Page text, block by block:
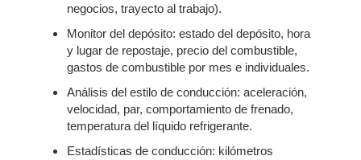
negocios, trayecto al trabajo).
Monitor del depósito: estado del depósito, hora
y lugar de repostaje, precio del combustible,
gastos de combustible por mes e individuales.
Análisis del estilo de conducción: aceleración,
velocidad, par, comportamiento de frenado,
temperatura del líquido refrigerante.
Estadísticas de conducción: kilómetros